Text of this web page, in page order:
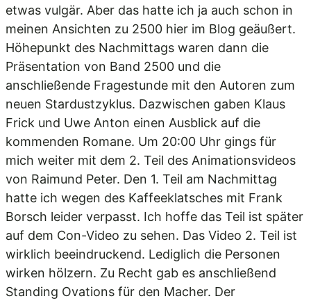
etwas vulgär. Aber das hatte ich ja auch schon in
meinen Ansichten zu 2500 hier im Blog geäußert.
Höhepunkt des Nachmittags waren dann die
Präsentation von Band 2500 und die
anschließende Fragestunde mit den Autoren zum
neuen Stardustzyklus. Dazwischen gaben Klaus
Frick und Uwe Anton einen Ausblick auf die
kommenden Romane. Um 20:00 Uhr gings für
mich weiter mit dem 2. Teil des Animationsvideos
von Raimund Peter. Den 1. Teil am Nachmittag
hatte ich wegen des Kaffeeklatsches mit Frank
Borsch leider verpasst. Ich hoffe das Teil ist später
auf dem Con-Video zu sehen. Das Video 2. Teil ist
wirklich beeindruckend. Lediglich die Personen
wirken hölzern. Zu Recht gab es anschließend
Standing Ovations für den Macher. Der